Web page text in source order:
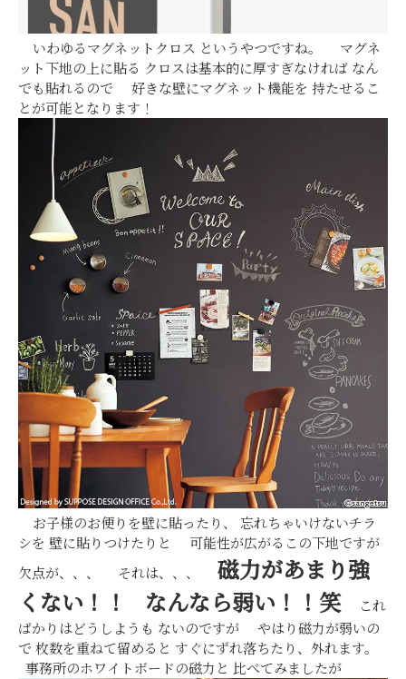
いわゆるマグネットクロス というやつですね。 マグネ
ット下地の上に貼る クロスは基本的に厚すぎなければ なん
でも貼れるので 好きな壁にマグネット機能を 持たせるこ
とが可能となります！
お子様のお便りを壁に貼ったり、 忘れちゃいけないチラ
シを 壁に貼りつけたりと 可能性が広がるこの下地ですが
欠点が、、、 それは、、、 磁力があまり強
くない！！
なんなら弱い！！笑これ
ばかりはどうしようも ないのですが やはり磁力が弱いの
で 枚数を重ねて留めると すぐにずれ落ちたり、外れます。
事務所のホワイトボードの磁力と 比べてみましたが